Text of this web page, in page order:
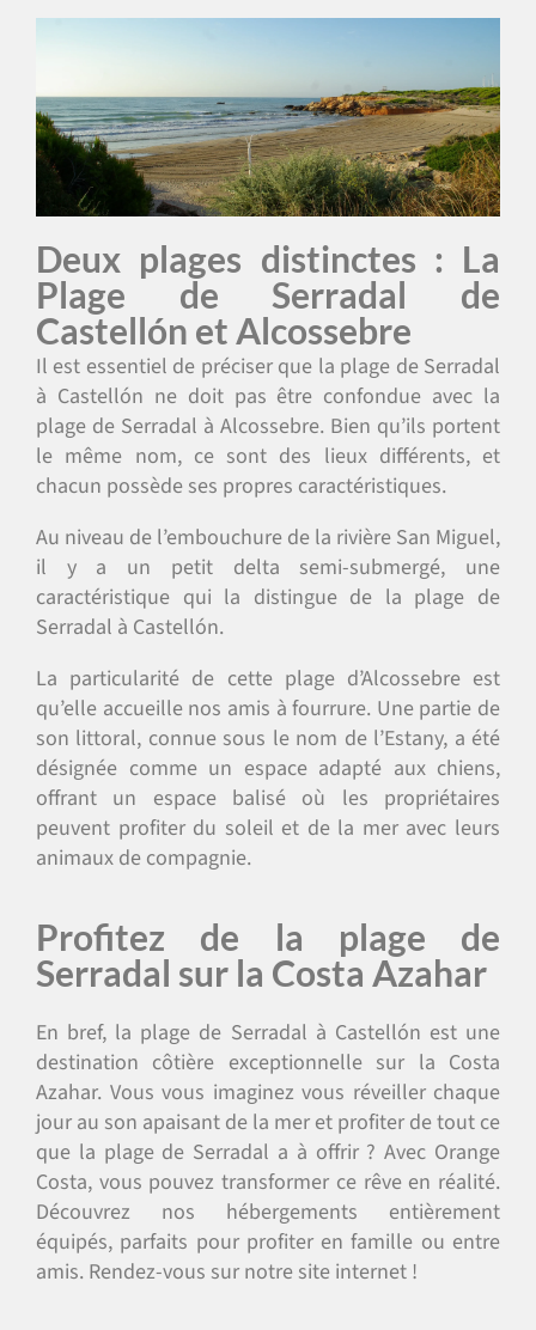
Deux plages distinctes : La
Plage de Serradal de
Castellón et Alcossebre
Il est essentiel de préciser que la plage de Serradal
à Castellón ne doit pas être confondue avec la
plage de Serradal à Alcossebre. Bien qu’ils portent
le même nom, ce sont des lieux différents, et
chacun possède ses propres caractéristiques.
Au niveau de l’embouchure de la rivière San Miguel,
il y a un petit delta semi-submergé, une
caractéristique qui la distingue de la plage de
Serradal à Castellón.
La particularité de cette plage d’Alcossebre est
qu’elle accueille nos amis à fourrure. Une partie de
son littoral, connue sous le nom de l’Estany, a été
désignée comme un espace adapté aux chiens,
offrant un espace balisé où les propriétaires
peuvent profiter du soleil et de la mer avec leurs
animaux de compagnie.
Profitez de la plage de
Serradal sur la Costa Azahar
En bref, la plage de Serradal à Castellón est une
destination côtière exceptionnelle sur la Costa
Azahar. Vous vous imaginez vous réveiller chaque
jour au son apaisant de la mer et profiter de tout ce
que la plage de Serradal a à offrir ? Avec Orange
Costa, vous pouvez transformer ce rêve en réalité.
Découvrez nos hébergements entièrement
équipés, parfaits pour profiter en famille ou entre
amis. Rendez-vous sur notre site internet !